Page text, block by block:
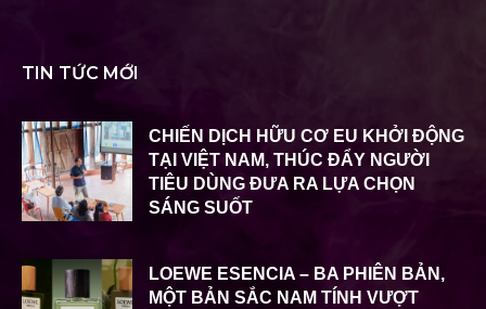
TIN TỨC MỚI
CHIẾN DỊCH HỮU CƠ EU KHỞI ĐỘNG
TẠI VIỆT NAM, THÚC ĐẨY NGƯỜI
TIÊU DÙNG ĐƯA RA LỰA CHỌN
SÁNG SUỐT
LOEWE ESENCIA – BA PHIÊN BẢN,
MỘT BẢN SẮC NAM TÍNH VƯỢT